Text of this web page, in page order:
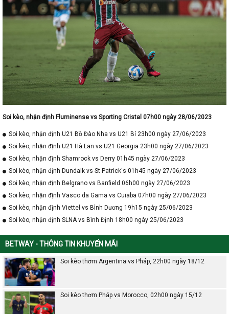
Soi kèo, nhận định Fluminense vs Sporting Cristal 07h00 ngày 28/06/2023
Soi kèo, nhận định U21 Bồ Đào Nha vs U21 Bỉ 23h00 ngày 27/06/2023
Soi kèo, nhận định U21 Hà Lan vs U21 Georgia 23h00 ngày 27/06/2023
Soi kèo, nhận định Shamrock vs Derry 01h45 ngày 27/06/2023
Soi kèo, nhận định Dundalk vs St Patrick's 01h45 ngày 27/06/2023
Soi kèo, nhận định Belgrano vs Banfield 06h00 ngày 27/06/2023
Soi kèo, nhận định Vasco da Gama vs Cuiaba 07h00 ngày 27/06/2023
Soi kèo, nhận định Viettel vs Bình Dương 19h15 ngày 25/06/2023
Soi kèo, nhận định SLNA vs Bình Định 18h00 ngày 25/06/2023
BETWAY - THÔNG TIN KHUYẾN MÃI
Soi kèo thơm Argentina vs Pháp, 22h00 ngày 18/12
Soi kèo thơm Pháp vs Morocco, 02h00 ngày 15/12